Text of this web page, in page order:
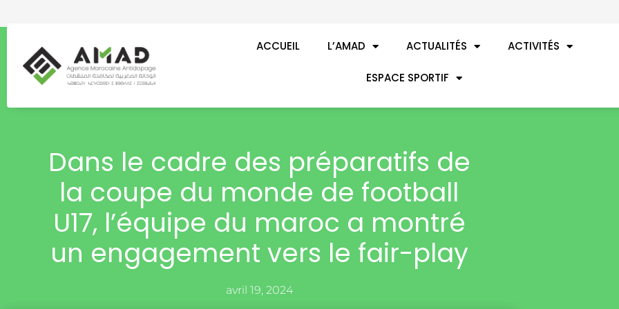
au
ACCUEIL L’AMAD ACTUALITÉS ACTIVITÉS
ESPACE SPORTIF
Dans le cadre des préparatifs de
la coupe du monde de football
U17, l’équipe du maroc a montré
un engagement vers le fair-play
avril 19, 2024